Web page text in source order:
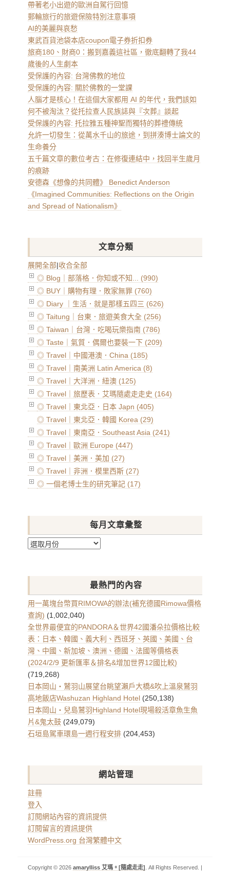
帶著老小出遊的歐洲自駕行回憶
郵輪旅行的旅遊保險特別注意事項
AI的美麗與哀愁
東武百貨池袋本店coupon電子券折扣券
旅商180、財商0：搬到嘉義這社區，徹底翻轉了我44
歲後的人生劇本
受保護的內容: 台灣佛教的地位
受保護的內容: 關於佛教的一堂課
人腦才是核心！在這個大家都用 AI 的年代，我們該如
何不被淘汰？從托拉查人民族誌與『次葬』談起
受保護的內容: 托拉雅五種神聖而獨特的葬禮傳統
允許一切發生：從萬水千山的旅途，到拼湊博士論文的
生命養分
五千篇文章的數位考古：在修復連結中，找回半生歲月
的痕跡
安德森《想像的共同體》 Benedict Anderson
《Imagined Communities: Reflections on the Origin
and Spread of Nationalism》
文章分類
展開全部|收合全部
◎ Blog｜部落格．你知或不知... (990)
◎ BUY｜購物有理．敗家無罪 (760)
◎ Diary ｜生活．就是那樣五四三 (626)
◎ Taitung｜台東．旅遊美食大全 (256)
◎ Taiwan｜台灣．吃喝玩樂指南 (786)
◎ Taste｜氣質．偶爾也要裝一下 (209)
◎ Travel｜中國港澳．China (185)
◎ Travel｜南美洲 Latin America (8)
◎ Travel｜大洋洲．紐澳 (125)
◎ Travel｜旅歷表．艾瑪隨處走走史 (164)
◎ Travel｜東北亞．日本 Japn (405)
◎ Travel｜東北亞．韓國 Korea (29)
◎ Travel｜東南亞．Southeast Asia (241)
◎ Travel｜歐洲 Europe (447)
◎ Travel｜美洲．美加 (27)
◎ Travel｜非洲．模里西斯 (27)
◎ 一個老博士生的研究筆記 (17)
每月文章彙整
每
章
整
最熱門的內容
用一萬塊台幣買RIMOWA的辦法(補充德國Rimowa價格
查詢) (1,002,040)
全世界最便宜的PANDORA＆世界42國潘朵拉價格比較
表：日本、韓國、義大利、西班牙、英國、美國、台
灣、中國、新加坡、澳洲、德國、法國等價格表
(2024/2/9 更新匯率＆排名&增加世界12國比較)
(719,268)
日本岡山・鷲羽山展望台眺望瀨戶大橋&吹上溫泉鷲羽
高地飯店Washuzan Highland Hotel (250,138)
日本岡山・兒島鷲羽Highland Hotel現場殺活章魚生魚
片&鬼太鼓 (249,079)
石垣島駕車環島一週行程安排 (204,453)
網站管理
註冊
登入
訂閱網站內容的資訊提供
訂閱留言的資訊提供
WordPress.org 台灣繁體中文
Copyright © 2026 amarylliss 艾瑪。[隨處走走] . All Rights Reserved. |